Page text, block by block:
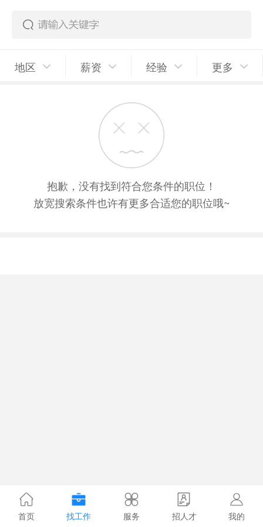
地区 薪资 经验 更多
抱歉，没有找到符合您条件的职位！
放宽搜索条件也许有更多合适您的职位哦~
首页 找工作 服务 招人才 我的